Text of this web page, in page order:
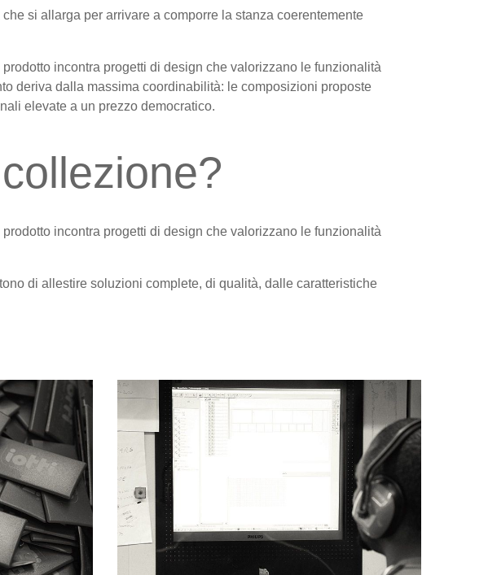
si allarga per arrivare a comporre la stanza coerentemente
incontra progetti di design che valorizzano le funzionalità
deriva dalla massima coordinabilità: le composizioni proposte
elevate a un prezzo democratico.
incontra progetti di design che valorizzano le funzionalità
di allestire soluzioni complete, di qualità, dalle caratteristiche